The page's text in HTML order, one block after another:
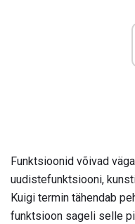
Funktsioonid võivad
uudistefunktsiooni,
Kuigi termin tähendab
funktsioon sageli selle